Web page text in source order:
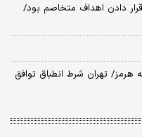
دادن اهداف متخاصم بود/
هرمز/ تهران شرط انطباق توافق